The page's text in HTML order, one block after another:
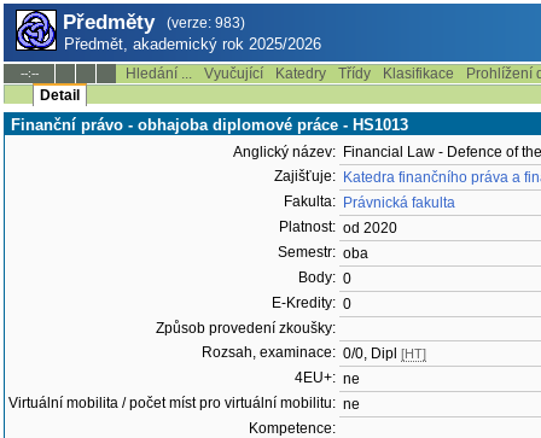
Předměty (verze: 983)
Předmět, akademický rok 2025/2026
--:-- Hledání ... Vyučující Katedry Třídy Klasifikace
Prohlížení
Detail
Finanční právo - obhajoba diplomové práce - HS1013
Anglický název: Financial Law - Defence of
Zajišťuje: Katedra finančního práva a
Fakulta: Právnická fakulta
Platnost: od 2020
Semestr: oba
Body: 0
E-Kredity: 0
Způsob provedení zkoušky:
Rozsah, examinace: 0/0, Dipl [HT]
4EU+: ne
Virtuální mobilita / počet míst pro virtuální mobilitu: ne
Kompetence: